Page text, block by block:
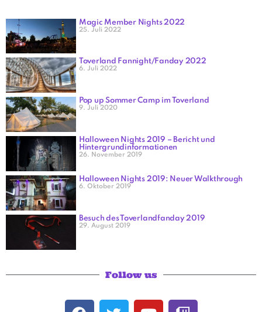
Magic Member Nights 2022
25. Juli 2022
Toverland Fannight/Fanday 2022
6. Juli 2022
Pop up Sommer Camp im Toverland
9. Juli 2020
Halloween Nights 2019 – Bericht und
Hintergrundinformationen
26. November 2019
Halloween Nights 2019: Neuer Walkthrough
6. Oktober 2019
Besuch des Toverlandfanday 2019
29. August 2019
Follow us